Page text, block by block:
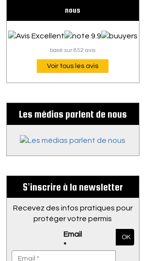
nous
basé sur 852 avis
Voir tous les avis
Les médias parlent de nous
S’inscrire à la newsletter
Recevez des infos pratiques pour
protéger votre permis
Email
*
OK